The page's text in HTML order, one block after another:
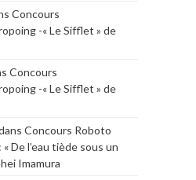
Concours
-« Le Sifflet » de
Concours
-« Le Sifflet » de
Concours Roboto
De l’eau tiède sous un
Imamura